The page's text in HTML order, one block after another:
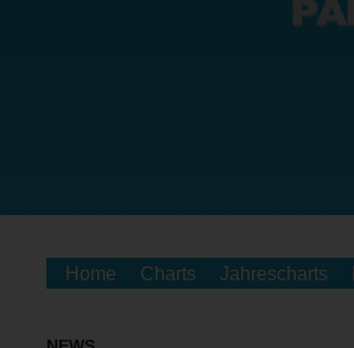
Home Charts Jahrescharts